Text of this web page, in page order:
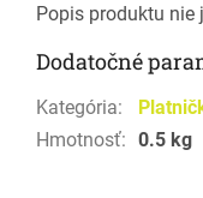
Popis produktu nie
Dodatočné
Kategória:
Hmotnosť: 0.5 kg